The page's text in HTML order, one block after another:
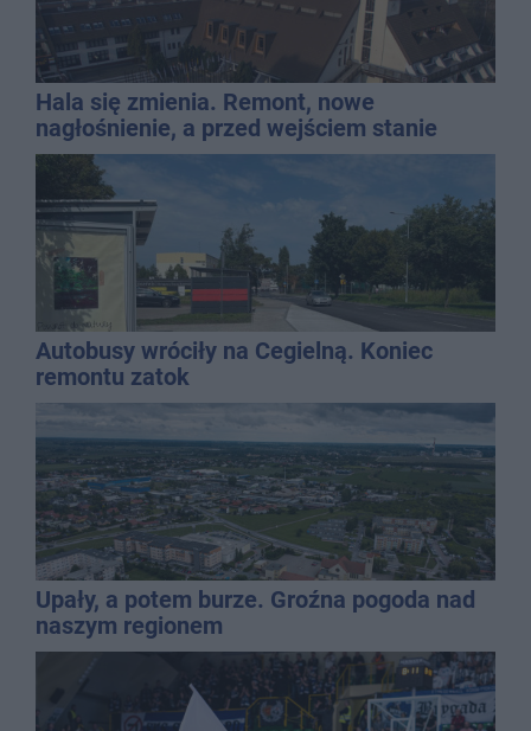
Hala się zmienia. Remont, nowe
nagłośnienie, a przed wejściem stanie
QEMETICA ARENA
Autobusy wróciły na Cegielną. Koniec
remontu zatok
Upały, a potem burze. Groźna pogoda nad
naszym regionem